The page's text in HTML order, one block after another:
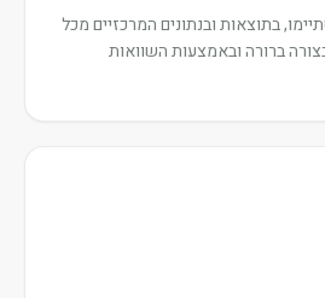
בתוצאות ובנתונים המרכזיים מכל
ברורה ובאמצעות השוואות